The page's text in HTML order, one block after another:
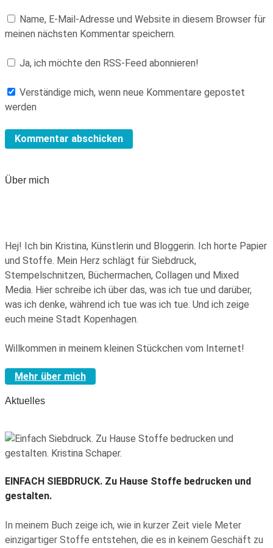
Name, E-Mail-Adresse und Website in diesem Browser für
meinen nächsten Kommentar speichern.
Ja, ich möchte den RSS-Feed abonnieren!
Verständige mich, wenn neue Kommentare gepostet
werden
Über mich
Hej! Ich bin Kristina, Künstlerin und Bloggerin. Ich horte Papier
und Stoffe. Mein Herz schlägt für Siebdruck,
Stempelschnitzen, Büchermachen, Collagen und Mixed
Media. Hier schreibe ich über das, was ich tue und darüber,
was ich denke, während ich tue was ich tue. Und ich zeige
euch meine Stadt Kopenhagen.
Willkommen in meinem kleinen Stückchen vom Internet!
Mehr über mich
Aktuelles
EINFACH SIEBDRUCK. Zu Hause Stoffe bedrucken und
gestalten.
In meinem Buch zeige ich, wie in kurzer Zeit viele Meter
einzigartiger Stoffe entstehen, die es in keinem Geschäft zu